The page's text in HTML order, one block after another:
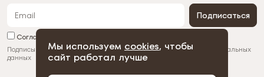
Мы используем cookies, чтобы
сайт работал лучше
Подписаться
Согласен с обработкой персональных данных
Подписываясь на рассылку, вы соглашаетесь с обработкой персональных
данных